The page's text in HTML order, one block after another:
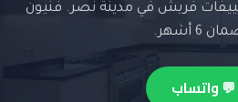
فريش في مدينة نصر. فنيون
أشهر.
💬 واتساب